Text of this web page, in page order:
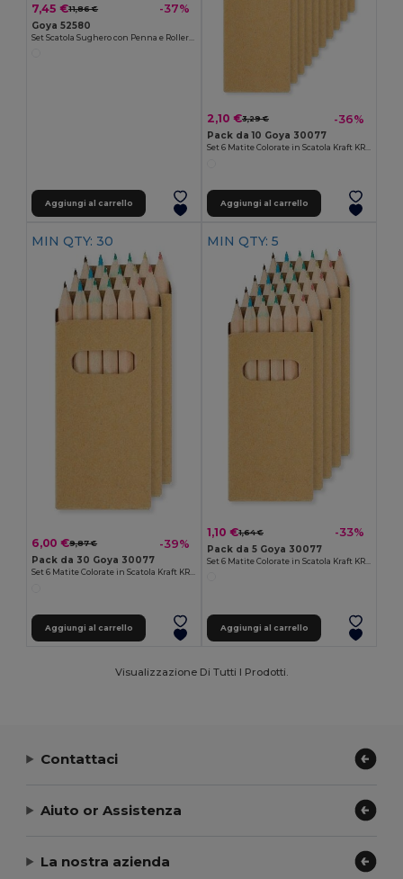
7,45 €11,86 € -37%
Goya 52580
Aggiungi al carrello
2,10 €3,29 € -36%
Pack da 10 Goya 30077
Set 6 Matite Colorate in Scatola Kraft KRAFT
Aggiungi al carrello
MIN QTY: 30
6,00 €9,87 € -39%
Pack da 30 Goya 30077
Set 6 Matite Colorate in Scatola Kraft KRAFT
Aggiungi al carrello
MIN QTY: 5
1,10 €1,64 € -33%
Pack da 5 Goya 30077
Aggiungi al carrello
Visualizzazione Di Tutti I Prodotti.
Contattaci
Aiuto or Assistenza
La nostra azienda